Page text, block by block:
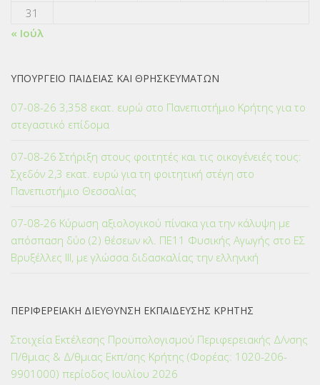
31
« Ιούλ
ΥΠΟΥΡΓΕΙΟ ΠΑΙΔΕΙΑΣ ΚΑΙ ΘΡΗΣΚΕΥΜΑΤΩΝ
07-08-26 3,358 εκατ. ευρώ στο Πανεπιστήμιο Κρήτης για το
στεγαστικό επίδομα
07-08-26 Στήριξη στους φοιτητές και τις οικογένειές τους:
Σχεδόν 2,3 εκατ. ευρώ για τη φοιτητική στέγη στο
Πανεπιστήμιο Θεσσαλίας
07-08-26 Κύρωση αξιολογικού πίνακα για την κάλυψη με
απόσπαση δύο (2) θέσεων κλ. ΠΕ11 Φυσικής Αγωγής στο ΕΣ
Βρυξέλλες ΙΙΙ, με γλώσσα διδασκαλίας την ελληνική
ΠΕΡΙΦΕΡΕΙΑΚΗ ΔΙΕΥΘΥΝΣΗ ΕΚΠΑΙΔΕΥΣΗΣ ΚΡΗΤΗΣ
Στοιχεία Εκτέλεσης Προϋπολογισμού Περιφερειακής Δ/νσης
Π/θμιας & Δ/θμιας Εκπ/σης Κρήτης (Φορέας: 1020-206-
9901000) περίοδος Ιουλίου 2026